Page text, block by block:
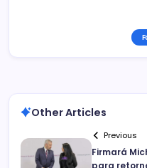
Other Articles
Previous
Firmará